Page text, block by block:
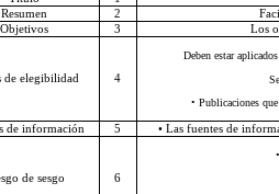
Resumen
2
Objetivos
3 Los
de elegibilidad 4
Deben estar
• Publicaciones
de información 5 • Las fuentes de
de sesgo 6